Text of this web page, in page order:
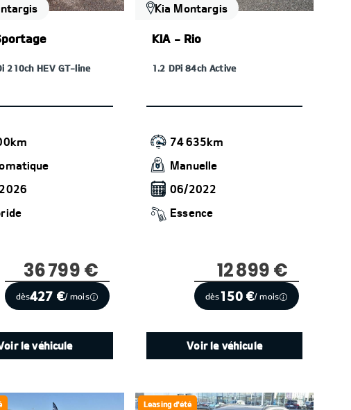
210ch HEV GT-line
36 799 €
dès427 €/ mois
le véhicule
Kia Montargis
KIA - Rio
1.2 DPi 84ch Active
74 635km
Manuelle
06/2022
Essence
12 899 €
dès150 €/ mois
Voir le véhicule
Leasing d'été